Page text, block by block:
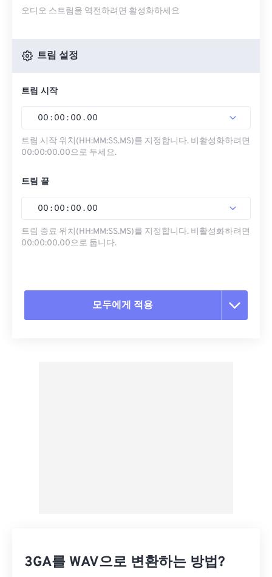
오디오 스트림을 역전하려면 활성화하세요
트림 설정
트림 시작
00 : 00 : 00 . 00
트림 시작 위치(HH:MM:SS.MS)를 지정합니다. 비활성화하려면
00:00:00.00으로 두세요.
트림 끝
00 : 00 : 00 . 00
트림 종료 위치(HH:MM:SS.MS)를 지정합니다. 비활성화하려면
00:00:00.00으로 둡니다.
모두에게 적용
3GA를 WAV으로 변환하는 방법?